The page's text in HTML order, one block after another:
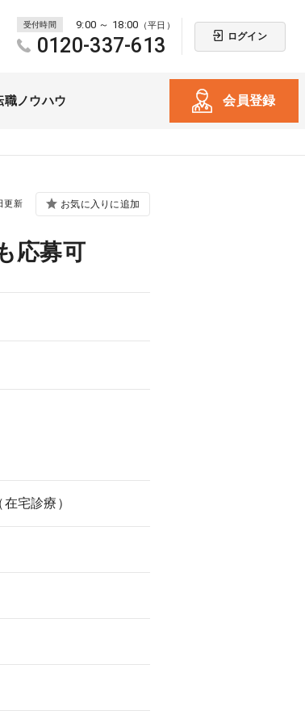
受付時間 9:00 ～ 18:00 （平日）
0120-337-613 ログイン
職ノウハウ 会員登録
応募可
更新 お気に入りに追加
宅診療）